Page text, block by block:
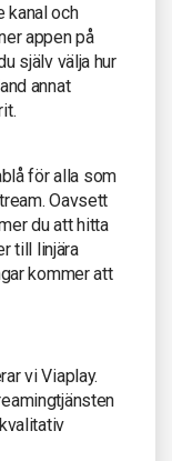
kanal och
appen på
själv välja hur
annat
för alla som
Oavsett
du att hitta
till linjära
kommer att
vi Viaplay.